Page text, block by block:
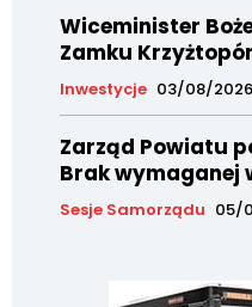
Wiceminister
Zamku Krzyżtopór
Inwestycje 03/08/2026
Zarząd Powiatu
Brak wymaganej
Sesje Samorządu 05/